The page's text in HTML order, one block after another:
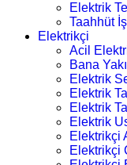
Elektrik
Taahhüt
Elektrikçi
Acil
Bana
Elektrik
Elektrik
Elektrik
Elektrik
Elektrikçi
Elektrikçi